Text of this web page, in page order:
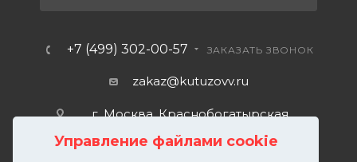
Управление файлами cookie
+7 (499) 302-00-57 ЗАКАЗАТЬ ЗВОНОК
zakaz@kutuzovv.ru
г. Москва, Краснобогатырская